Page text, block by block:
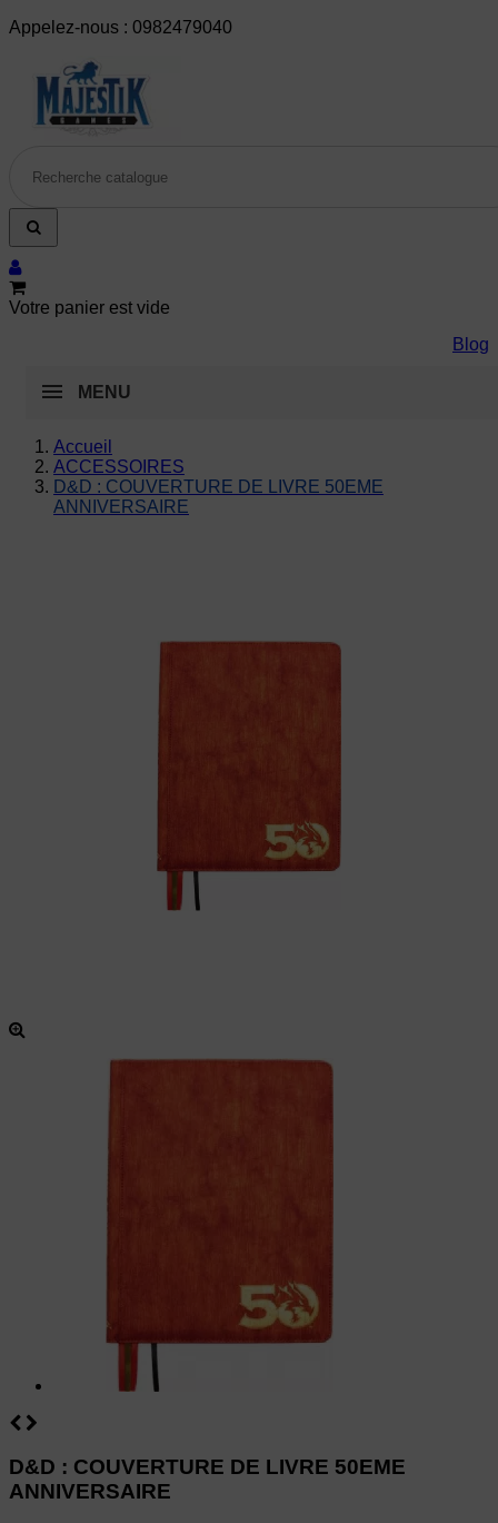
Appelez-nous : 0982479040
Votre panier est vide
Blog
MENU
Accueil
ACCESSOIRES
D&D : COUVERTURE DE LIVRE 50EME
ANNIVERSAIRE
D&D : COUVERTURE DE LIVRE 50EME
ANNIVERSAIRE